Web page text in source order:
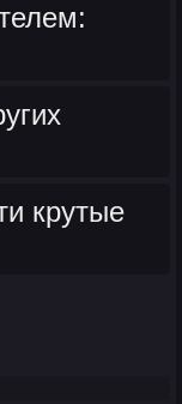
крутые